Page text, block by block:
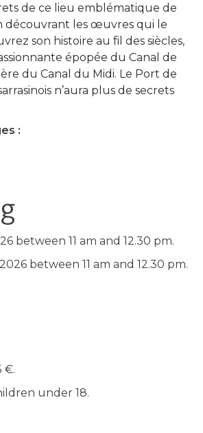
de ce lieu emblématique de
découvrant les œuvres qui le
son histoire au fil des siècles,
épopée du Canal de
du Canal du Midi. Le Port de
n’aura plus de secrets
:
between 11 am and 12.30 pm.
between 11 am and 12.30 pm.
€.
under 18.